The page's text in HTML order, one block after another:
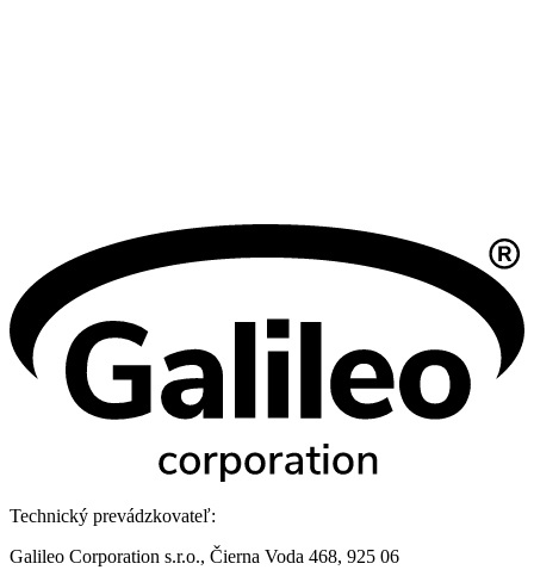
Technický prevádzkovateľ:
Galileo Corporation s.r.o., Čierna Voda 468, 925 06